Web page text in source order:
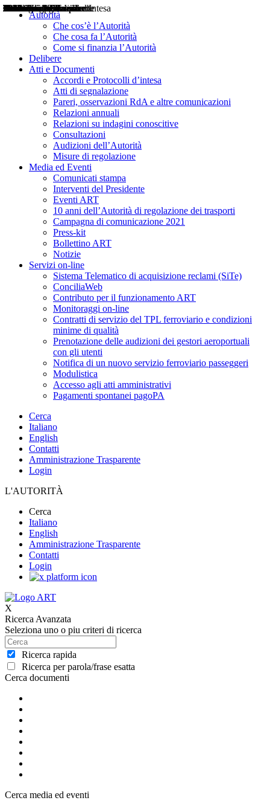
Autorità
Che cos’è l’Autorità
Che cosa fa l’Autorità
Come si finanzia l’Autorità
Delibere
Atti e Documenti
Accordi e Protocolli d’intesa
Atti di segnalazione
Pareri, osservazioni RdA e altre comunicazioni
Relazioni annuali
Relazioni su indagini conoscitive
Consultazioni
Audizioni dell’Autorità
Misure di regolazione
Media ed Eventi
Comunicati stampa
Interventi del Presidente
Eventi ART
10 anni dell’Autorità di regolazione dei trasporti
Campagna di comunicazione 2021
Press-kit
Bollettino ART
Notizie
Servizi on-line
Sistema Telematico di acquisizione reclami (SiTe)
ConciliaWeb
Contributo per il funzionamento ART
Monitoraggi on-line
Contratti di servizio del TPL ferroviario e condizioni
minime di qualità
Prenotazione delle audizioni dei gestori aeroportuali
con gli utenti
Notifica di un nuovo servizio ferroviario passeggeri
Modulistica
Accesso agli atti amministrativi
Pagamenti spontanei pagoPA
Cerca
Italiano
English
Contatti
Amministrazione Trasparente
Login
L'AUTORITÀ
Cerca
Italiano
English
Amministrazione Trasparente
Contatti
Login
X
Ricerca Avanzata
Seleziona uno o piu criteri di ricerca
Ricerca rapida
Ricerca per parola/frase esatta
Cerca documenti
Delibere
Pareri
Consultazioni
Audizioni
Atti di Segnalazione
Accordi e Protocolli d'Intesa
Relazioni annuali
Misure di regolazione
Cerca media ed eventi
Notizie
Comunicati Stampa
Bollettini ART
Convegni ART
Interviste del Presidente
Articoli in primo piano
Interventi del Presidente
2004
2005
2010
2013
2014
2015
2016
2017
2018
2019
202
2020
2021
2022
2023
2024
2025
2026
Aereo
Marittimo
Terrestre